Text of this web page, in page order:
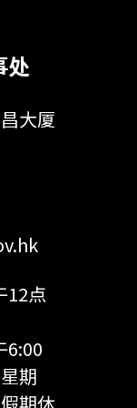
处
大厦
12点
6:00
期
期休